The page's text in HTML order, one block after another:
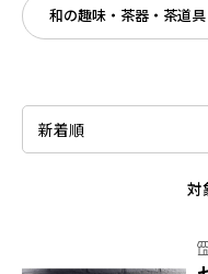
和の趣味・茶器・茶道具
対